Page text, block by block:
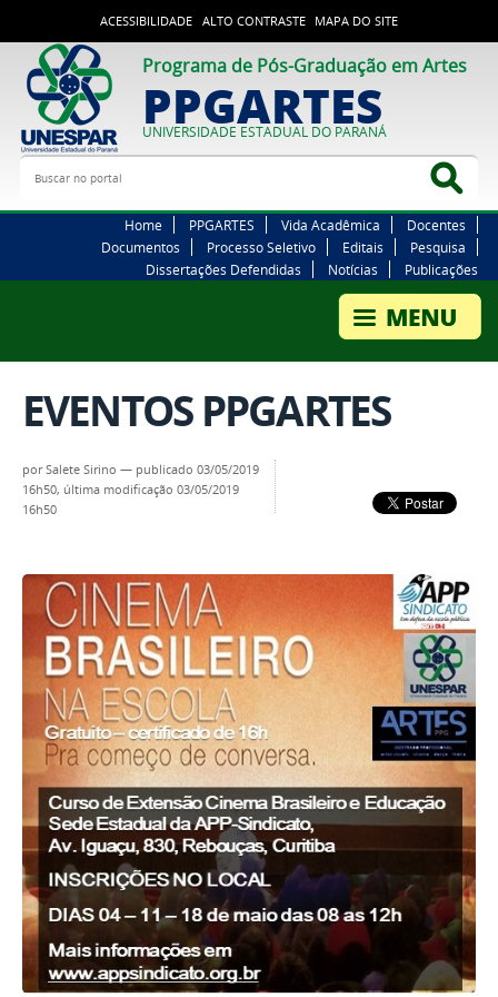
ACESSIBILIDADE ALTO CONTRASTE MAPA DO SITE
Programa de Pós-Graduação em Artes
PPGARTES
UNIVERSIDADE ESTADUAL DO PARANÁ
Buscar no portal
Home PPGARTES Vida Acadêmica
Docentes
Documentos
Processo Seletivo Editais
Pesquisa
Dissertações Defendidas
Notícias Publicações
EVENTOS PPGARTES
porSalete Sirino — publicado 03/05/2019
16h50, última modificação 03/05/2019
16h50